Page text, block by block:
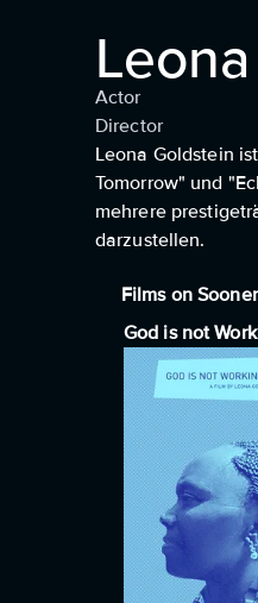
Actor
Director
Leona Goldstein
Tomorrow" und
mehrere
darzustellen.
Films on Sooner
God is not